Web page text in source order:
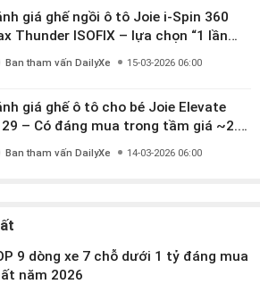
giá ghế ngồi ô tô Joie i-Spin 360
Thunder ISOFIX – lựa chọn “1 lần
đến 12 năm” có đáng giá gần 9
Ban tham vấn DailyXe 15-03-2026 06:00
giá ghế ô tô cho bé Joie Elevate
– Có đáng mua trong tầm giá ~2.8
Ban tham vấn DailyXe 14-03-2026 06:00
9 dòng xe 7 chỗ dưới 1 tỷ đáng mua
năm 2026